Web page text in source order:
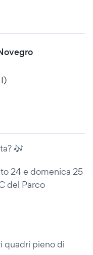
🎶
24 e domenica 25
del Parco
quadri pieno di